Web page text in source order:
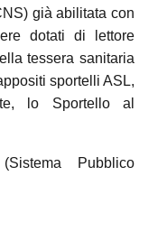
già abilitata con
dotati di lettore
tessera sanitaria
sportelli ASL,
lo Sportello al
Pubblico